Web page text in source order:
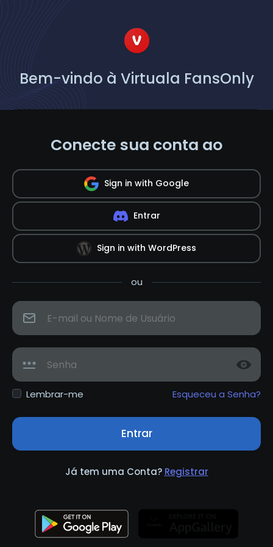
Bem-vindo à Virtuala FansOnly
Conecte sua conta ao
Sign in with Google
Entrar
Sign in with WordPress
ou
Lembrar-me Esqueceu a Senha?
Entrar
Já tem uma Conta? Registrar